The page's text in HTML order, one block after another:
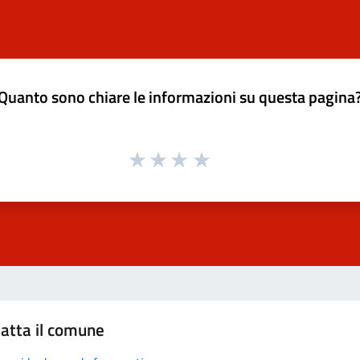
sono chiare le informazioni su questa
il comune